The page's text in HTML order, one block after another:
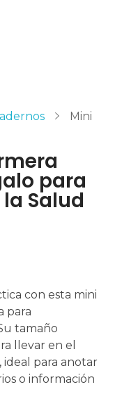
Mini
para
Salud
con esta mini
para
tamaño
llevar en el
para anotar
o información